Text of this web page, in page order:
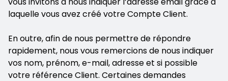
laquelle vous avez créé votre Compte Client.
En outre, afin de nous permettre de répondre
rapidement, nous vous remercions de nous indiquer
vos nom, prénom, e-mail, adresse et si possible
votre référence Client. Certaines demandes